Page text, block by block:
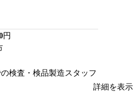
円
検査・検品製造スタッフ
詳細を表示